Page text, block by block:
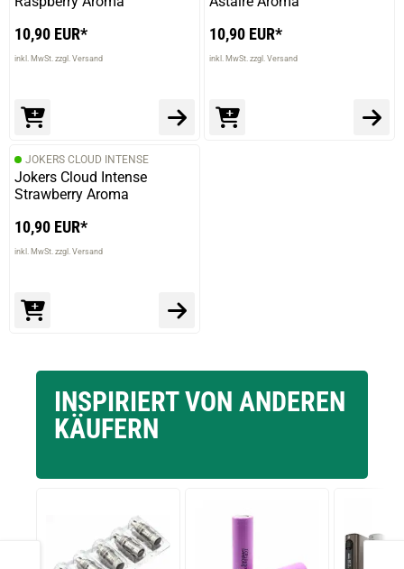
10,90 EUR*
inkl. MwSt. zzgl. Versand
10,90 EUR*
inkl. MwSt. zzgl. Versand
JOKERS CLOUD INTENSE
Jokers Cloud Intense
Strawberry Aroma
10,90 EUR*
inkl. MwSt. zzgl. Versand
INSPIRIERT VON ANDEREN
KÄUFERN